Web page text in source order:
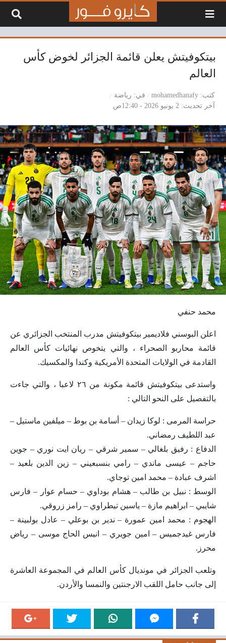
بيتكوفيتش يعلن قائمة الجزائر لخوض كأس
العالم
كتب mohamedhanafy في
رياضة
آخر تحديث
2 يونيو 2026 - 12:40ص
محمد حنفي
اعلن البوسني فلاديمير بيتكوفيتش مدرب المنتخب الجزائري عن
قائمة محاربو الصحراء ، والتي يتخوص نهائيات كأس العالم
القادمة في الولايات المتحدة الأمريكية وكندا والمكسيك.
واستدعى بيتكوفيتش قائمة مكونة من ٢٦ لاعبا ، والتي جاءت
بالتفصيل على النحو التالي :
حراسة المرمى : لوكا زيدان – أسامة بن بوط – ميلفين ماستيل –
عبد اللطيف رمضاني.
الدفاع : رفيق بلغالي – سمير شرقي – ريان ايت نوري – جوين
حاجم – عيسى ماندي – رامي بنسبعيني – زين الدين بلعيد –
اشرف عبادة – محمد امين توجاي.
الوسط : نبيل بن طالب – هشام بوداوي – حسام عوار – فارس
شايبي – ابراهيم مازة – ياسين تيطراوي – رامز زروقي.
الهجوم : محمد امين عمورة – ندير بن بوعلي – عادل بولبينة –
فارس غيدجميس – امين جويري – انيس الحاج موسى – رياض
محرز.
وتلعب الجزائر في مونديال كأس العالم في المجموعة العاشرة
إلى جانب حامل اللقب الارجنتين والنمسا والأردن.